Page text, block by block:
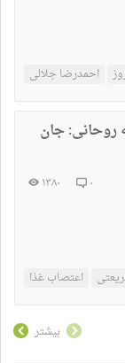
احمدرضا جلالی
روحانی: جان
۰ ۱۳۸۰
اعتصاب غذا
بیشتر